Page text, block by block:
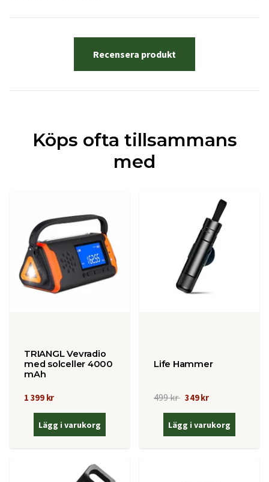
Recensera produkt
Köps ofta tillsammans
med
TRIANGL Vevradio
med solceller 4000
mAh
1 399 kr
Lägg i varukorg
Life Hammer
499 kr 349 kr
Lägg i varukorg